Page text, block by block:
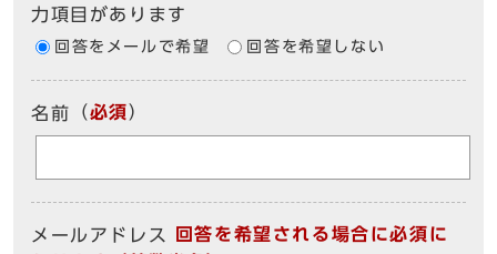
力項目があります
回答をメールで希望 回答を希望しない
名前 （必須）
メールアドレス
回答を希望される場合に必須に